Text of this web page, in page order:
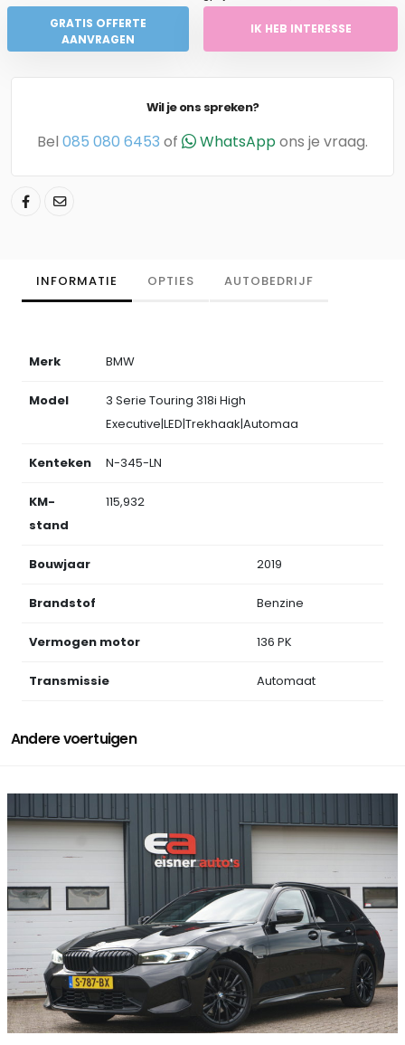
GRATIS OFFERTE
AANVRAGEN
IK HEB INTERESSE
Wil je ons spreken?
Bel 085 080 6453 of WhatsAppons je vraag.
INFORMATIE OPTIES AUTOBEDRIJF
Merk BMW
Model
3 Serie Touring 318i High
Executive|LED|Trekhaak|Automaa
Kenteken N-345-LN
KM-
stand
115,932
Bouwjaar 2019
Brandstof Benzine
Vermogen motor 136 PK
Transmissie Automaat
Andere voertuigen